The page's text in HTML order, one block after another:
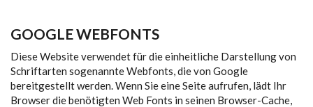
GOOGLE WEBFONTS
Diese Website verwendet für die einheitliche Darstellung von
Schriftarten sogenannte Webfonts, die von Google
bereitgestellt werden. Wenn Sie eine Seite aufrufen, lädt Ihr
Browser die benötigten Web Fonts in seinen Browser-Cache,